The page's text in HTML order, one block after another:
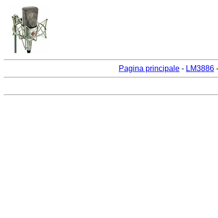
Pagina principale - LM3886 -